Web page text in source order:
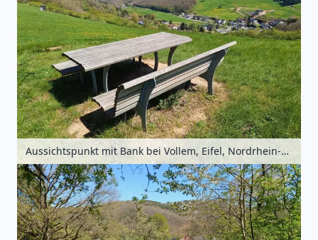
Aussichtspunkt mit Bank bei Vollem, Eifel, Nordrhein-Westfalen, Deutschland